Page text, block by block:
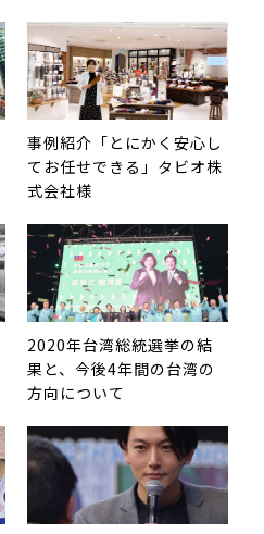
事例紹介「とにかく安心し
てお任せできる」タビオ株
式会社様
2020年台湾総統選挙の結
果と、今後4年間の台湾の
方向について